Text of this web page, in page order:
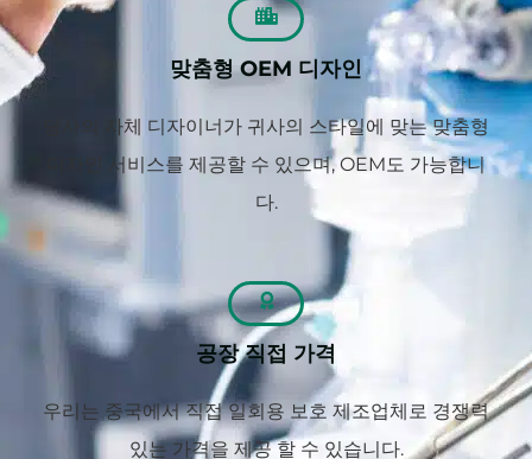
맞춤형 OEM 디자인
당사의 자체 디자이너가 귀사의 스타일에 맞는 맞춤형
디자인 서비스를 제공할 수 있으며, OEM도 가능합니
다.
공장 직접 가격
우리는 중국에서 직접 일회용 보호 제조업체로 경쟁력
있는 가격을 제공 할 수 있습니다.